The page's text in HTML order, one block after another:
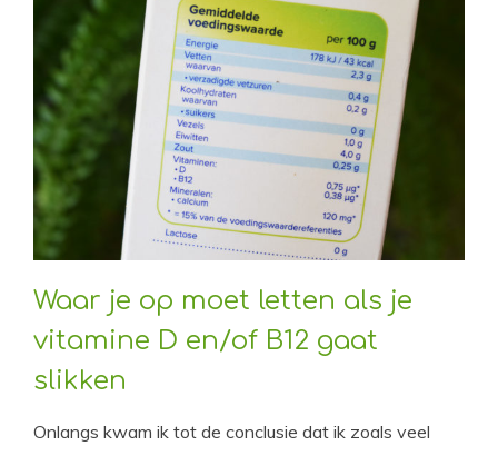
Waar je op moet letten als je
vitamine D en/of B12 gaat
slikken
Onlangs kwam ik tot de conclusie dat ik zoals veel